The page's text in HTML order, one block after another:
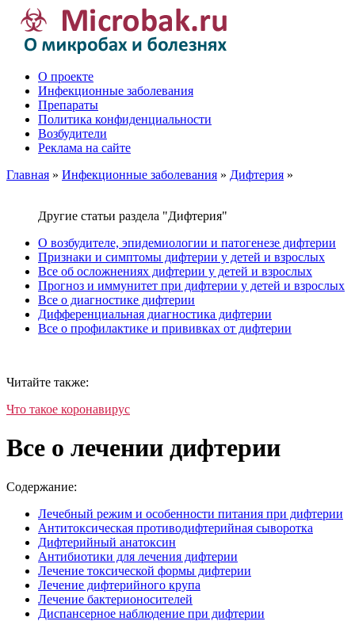
О проекте
Инфекционные заболевания
Препараты
Политика конфиденциальности
Возбудители
Реклама на сайте
Главная » Инфекционные заболевания » Дифтерия »
Другие статьи раздела "Дифтерия"
О возбудителе, эпидемиологии и патогенезе дифтерии
Признаки и симптомы дифтерии у детей и взрослых
Все об осложнениях дифтерии у детей и взрослых
Прогноз и иммунитет при дифтерии у детей и взрослых
Все о диагностике дифтерии
Дифференциальная диагностика дифтерии
Все о профилактике и прививках от дифтерии
Читайте также:
Что такое коронавирус
Все о лечении дифтерии
Содержание:
Лечебный режим и особенности питания при дифтерии
Антитоксическая противодифтерийная сыворотка
Дифтерийный анатоксин
Антибиотики для лечения дифтерии
Лечение токсической формы дифтерии
Лечение дифтерийного крупа
Лечение бактерионосителей
Диспансерное наблюдение при дифтерии